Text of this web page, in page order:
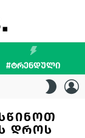
#ᲢᲠᲔᲜᲓᲣᲚᲘ
SKIN
ᲓᲠᲝᲡ